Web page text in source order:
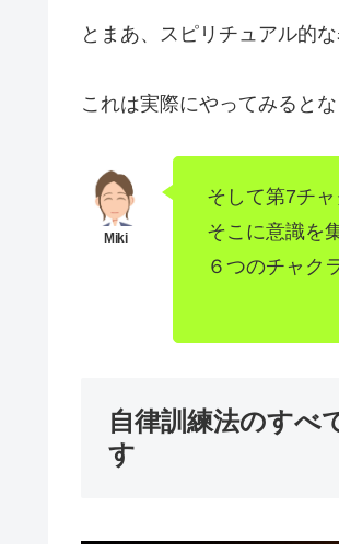
とまあ、スピリチュアル的
これは実際にやってみると
そして第7チ
そこに意識を
６つのチャク
自律訓練法のすべ
す